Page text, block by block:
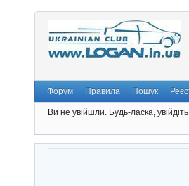
Форум Правила Пошук
Ви не увійшли. Будь-ласка,